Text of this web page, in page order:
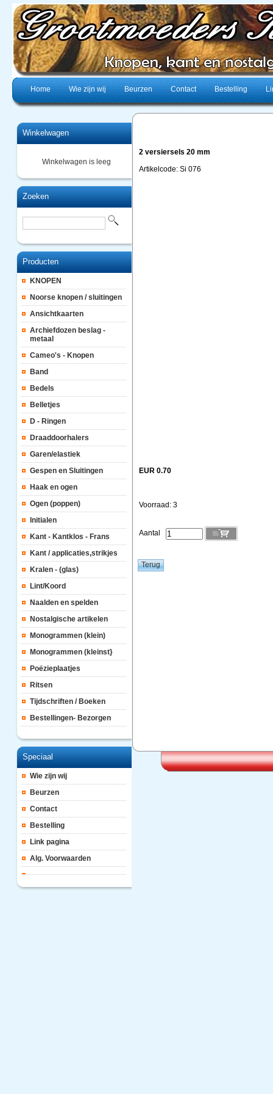
Home Wie zijn wij Beurzen Contact Bestelling
Winkelwagen
Winkelwagen is leeg
Zoeken
Producten
KNOPEN
Noorse knopen / sluitingen
Ansichtkaarten
Archiefdozen beslag -
metaal
Cameo's - Knopen
Band
Bedels
Belletjes
D - Ringen
Draaddoorhalers
Garen/elastiek
Gespen en Sluitingen
Haak en ogen
Ogen (poppen)
Initialen
Kant - Kantklos - Frans
Kant / applicaties,strikjes
Kralen - (glas)
Lint/Koord
Naalden en spelden
Nostalgische artikelen
Monogrammen (klein)
Monogrammen (kleinst}
Poëzieplaatjes
Ritsen
Tijdschriften / Boeken
Bestellingen- Bezorgen
Speciaal
Wie zijn wij
Beurzen
Contact
Bestelling
Link pagina
Alg. Voorwaarden
2 versiersels 20 mm
Artikelcode: Si 076
EUR 0.70
Voorraad: 3
Aantal